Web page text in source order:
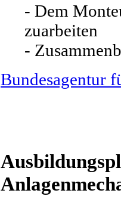
- Dem
zuarbeiten
-
Bundesagentur